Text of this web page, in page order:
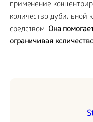
применение
количество дубильной
средством. Она
ограничивая